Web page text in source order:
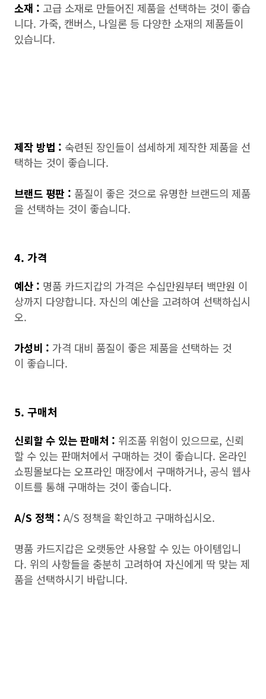
소재 : 고급 소재로 만들어진 제품을 선택하는 것이 좋습
니다. 가죽, 캔버스, 나일론 등 다양한 소재의 제품들이
있습니다.
제작 방법 : 숙련된 장인들이 섬세하게 제작한 제품을 선
택하는 것이 좋습니다.
브랜드 평판 : 품질이 좋은 것으로 유명한 브랜드의 제품
을 선택하는 것이 좋습니다.
4. 가격
예산 : 명품 카드지갑의 가격은 수십만원부터 백만원 이
상까지 다양합니다. 자신의 예산을 고려하여 선택하십시
오.
가성비 : 가격 대비 품질이 좋은 제품을 선택하는 것
이 좋습니다.
5. 구매처
신뢰할 수 있는 판매처 : 위조품 위험이 있으므로, 신뢰
할 수 있는 판매처에서 구매하는 것이 좋습니다. 온라인
쇼핑몰보다는 오프라인 매장에서 구매하거나, 공식 웹사
이트를 통해 구매하는 것이 좋습니다.
A/S 정책 : A/S 정책을 확인하고 구매하십시오.
명품 카드지갑은 오랫동안 사용할 수 있는 아이템입니
다. 위의 사항들을 충분히 고려하여 자신에게 딱 맞는 제
품을 선택하시기 바랍니다.